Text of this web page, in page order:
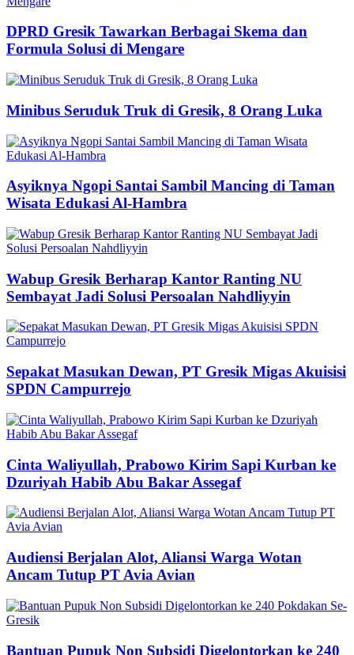
DPRD Gresik Tawarkan Berbagai Skema dan
Formula Solusi di Mengare
Minibus Seruduk Truk di Gresik, 8 Orang Luka
Asyiknya Ngopi Santai Sambil Mancing di Taman
Wisata Edukasi Al-Hambra
Wabup Gresik Berharap Kantor Ranting NU
Sembayat Jadi Solusi Persoalan Nahdliyyin
Sepakat Masukan Dewan, PT Gresik Migas Akuisisi
SPDN Campurrejo
Cinta Waliyullah, Prabowo Kirim Sapi Kurban ke
Dzuriyah Habib Abu Bakar Assegaf
Audiensi Berjalan Alot, Aliansi Warga Wotan
Ancam Tutup PT Avia Avian
Bantuan Pupuk Non Subsidi Digelontorkan ke 240